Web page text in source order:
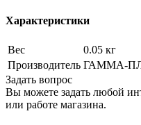
Характеристики
Вес
0.05 кг
Производитель ГАММА-
Задать вопрос
Вы можете задать любой
или работе магазина.